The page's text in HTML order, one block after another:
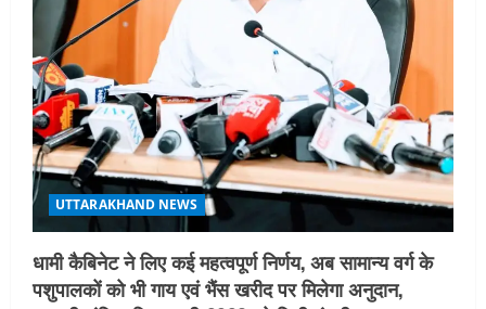
UTTARAKHAND NEWS
धामी कैबिनेट ने लिए कई महत्वपूर्ण निर्णय, अब सामान्य वर्ग के
पशुपालकों को भी गाय एवं भैंस खरीद पर मिलेगा अनुदान,